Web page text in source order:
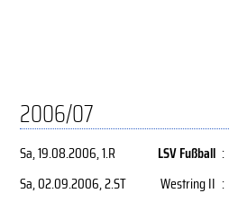
2006/07
Sa, 19.08.2006, 1.R LSV Fußball :
Sa, 02.09.2006, 2.ST Westring II :